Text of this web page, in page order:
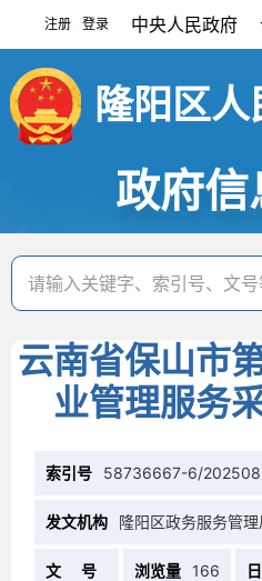
注册 登录 中央人民政府
隆阳区
政府
云南省保山市
业管理服务
索引号 58736667-6/
发文机构 隆阳区政务服务管理
文 号 浏览量 166